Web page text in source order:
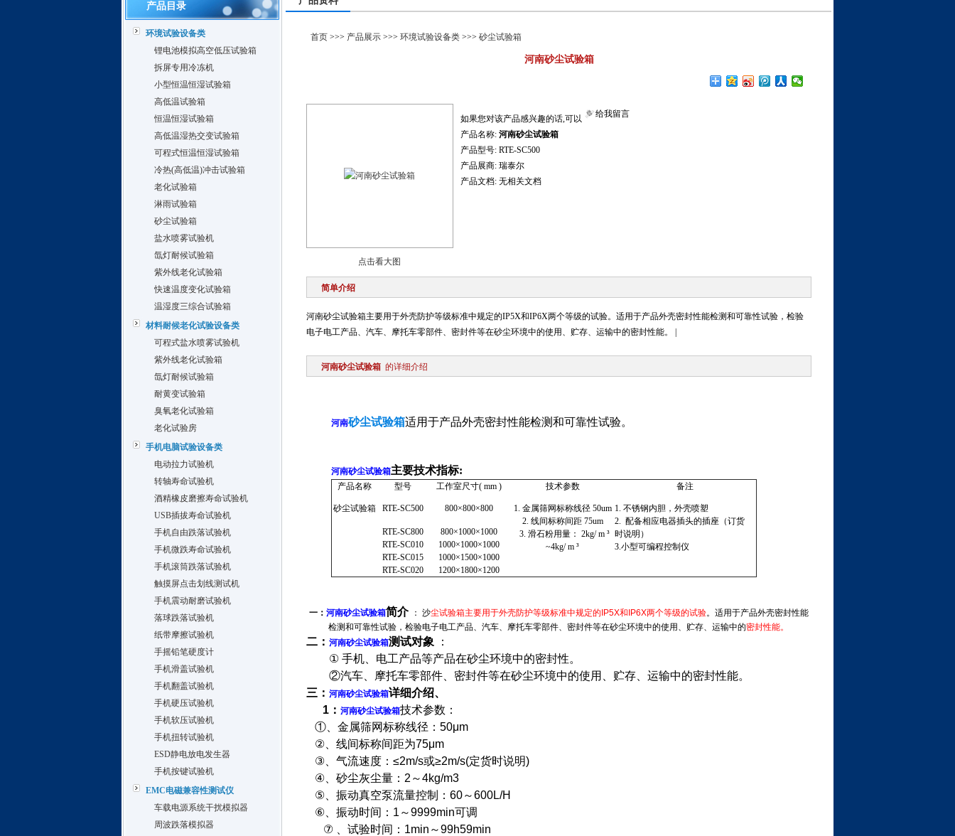
首页>>> 产品展示>>> 环境试验设备类>>> 砂尘试验箱
河南砂尘试验箱
点击看大图
如果您对该产品感兴趣的话,可以 给我留言
产品名称: 河南砂尘试验箱
产品型号: RTE-SC500
产品展商: 瑞泰尔
产品文档: 无相关文档
简单介绍
河南砂尘试验箱主要用于外壳防护等级标准中规定的IP5X和IP6X两个等级的试验。适用于产品外壳密封性能检测和可靠性试验，检验
电子电工产品、汽车、摩托车零部件、密封件等在砂尘环境中的使用、贮存、运输中的密封性能。 |
河南砂尘试验箱 的详细介绍
河南砂尘试验箱适用于产品外壳密封性能检测和可靠性试验。
河南砂尘试验箱主要技术指标:
产品名称 型号 工作室尺寸( mm ) 技术参数 备注
砂尘试验箱 RTE-SC500 800×800×800 1. 金属筛网标称线径50um
2. 线间标称间距75um
3.滑石粉用量： 2kg/ m³
~4kg/ m³
1. 不锈钢内胆，外壳喷塑
2. 配备相应电器插头的插座（订货
时说明）
3.小型可编程控制仪
RTE-SC800 800×1000×1000
RTE-SC010
1000×1000×1000
RTE-SC015
1000×1500×1000
RTE-SC020
1200×1800×1200
一： 河南砂尘试验箱简介 ： 沙尘试验箱主要用于外壳防护等级标准中规定的 IP5X和 IP6X两个等级的试验。适用于产品外壳密封性能
检测和可靠性试验，检验电子电工产品、汽车、摩托车零部件、密封件等在砂尘环境中的使用、贮存、运输中的密封性能。
二： 河南砂尘试验箱测试对象
：
① 手机、电工产品等产品在砂尘环境中的密封性。
②汽车、摩托车零部件、密封件等在砂尘环境中的使用、贮存、运输中的密封性能。
三： 河南砂尘试验箱详细介绍、
1 ：河南砂尘试验箱技术参数：
①、金属筛网标称线径： 50μm
②、线间标称间距为75μm
③、气流速度： ≤2m/s或≥2m/s(定货时说明)
④、砂尘灰尘量： 2 ～4kg/m3
⑤、振动真空泵流量控制： 60～600L/H
⑥、振动时间： 1 ～9999min可调
⑦
、试验时间： 1min ～99h59min
产品目录
环境试验设备类
锂电池模拟高空低压试验箱
拆屏专用冷冻机
小型恒温恒湿试验箱
高低温试验箱
恒温恒湿试验箱
高低温湿热交变试验箱
可程式恒温恒湿试验箱
冷热(高低温)冲击试验箱
老化试验箱
淋雨试验箱
砂尘试验箱
盐水喷雾试验机
氙灯耐候试验箱
紫外线老化试验箱
快速温度变化试验箱
温湿度三综合试验箱
材料耐候老化试验设备类
可程式盐水喷雾试验机
紫外线老化试验箱
氙灯耐候试验箱
耐黄变试验箱
臭氧老化试验箱
老化试验房
手机电脑试验设备类
电动拉力试验机
转轴寿命试验机
酒精橡皮磨擦寿命试验机
USB插拔寿命试验机
手机自由跌落试验机
手机微跌寿命试验机
手机滚筒跌落试验机
触摸屏点击划线测试机
手机震动耐磨试验机
落球跌落试验机
纸带摩擦试验机
手摇铅笔硬度计
手机滑盖试验机
手机翻盖试验机
手机硬压试验机
手机软压试验机
手机扭转试验机
ESD静电放电发生器
手机按键试验机
EMC电磁兼容性测试仪
车载电源系统干扰模拟器
周波跌落模拟器